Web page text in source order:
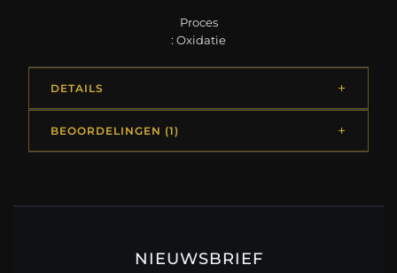
Proces
: Oxidatie
DETAILS
BEOORDELINGEN (1)
NIEUWSBRIEF